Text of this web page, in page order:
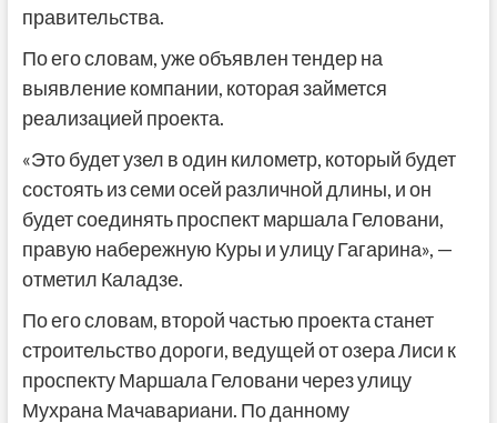
правительства.
По его словам, уже объявлен тендер на
выявление компании, которая займется
реализацией проекта.
«Это будет узел в один километр, который будет
состоять из семи осей различной длины, и он
будет соединять проспект маршала Геловани,
правую набережную Куры и улицу Гагарина», —
отметил Каладзе.
По его словам, второй частью проекта станет
строительство дороги, ведущей от озера Лиси к
проспекту Маршала Геловани через улицу
Мухрана Мачавариани. По данному